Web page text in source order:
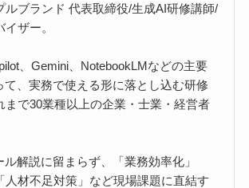
ルブランド 代表取締役/生成AI研修講師/
ザー。
、Gemini、NotebookLMなどの主要
て、実務で使える形に落とし込む研修
まで30業種以上の企業・士業・経営者
解説に留まらず、「業務効率化」
人材不足対策」など現場課題に直結す